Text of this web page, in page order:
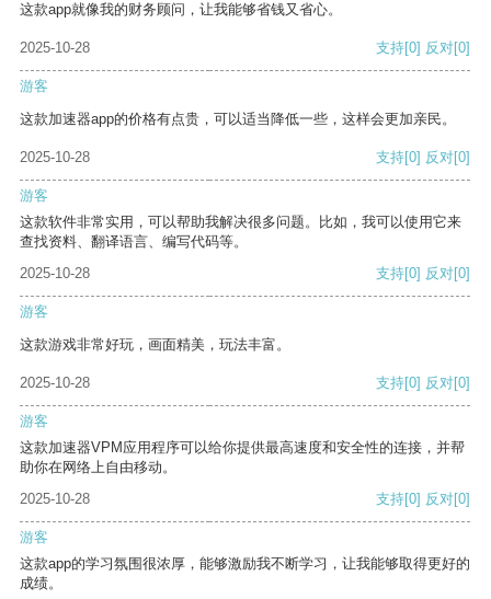
这款app就像我的财务顾问，让我能够省钱又省心。
2025-10-28 支持[0] 反对[0]
游客
这款加速器app的价格有点贵，可以适当降低一些，这样会更加亲民。
2025-10-28 支持[0] 反对[0]
游客
这款软件非常实用，可以帮助我解决很多问题。比如，我可以使用它来
查找资料、翻译语言、编写代码等。
2025-10-28
支持[0] 反对[0]
游客
这款游戏非常好玩，画面精美，玩法丰富。
2025-10-28 支持[0] 反对[0]
游客
这款加速器VPM应用程序可以给你提供最高速度和安全性的连接，并帮
助你在网络上自由移动。
2025-10-28
支持[0] 反对[0]
游客
这款app的学习氛围很浓厚，能够激励我不断学习，让我能够取得更好的
成绩。